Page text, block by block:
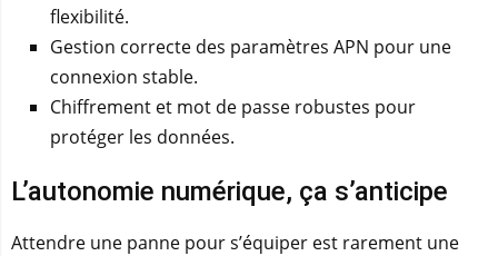
flexibilité.
Gestion correcte des paramètres APN pour une
connexion stable.
Chiffrement et mot de passe robustes pour
protéger les données.
L’autonomie numérique, ça s’anticipe
Attendre une panne pour s’équiper est rarement une